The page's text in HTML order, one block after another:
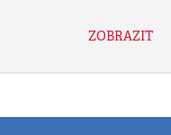
ZOBRAZIT